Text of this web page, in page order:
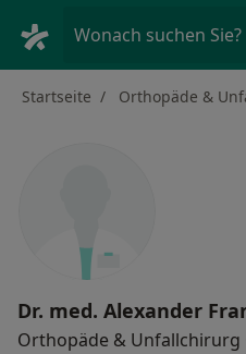
Wonach suchen Sie?
Startseite Orthopäde &
Dr. med. Alexander
Orthopäde & Unfallchirurg